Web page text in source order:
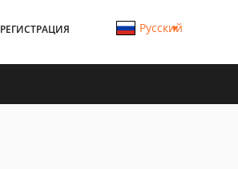
РЕГИСТРАЦИЯ Русский